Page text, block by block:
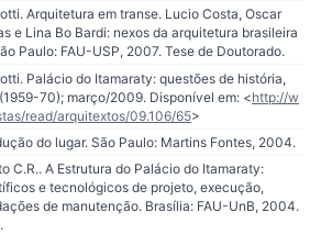
Arquitetura em transe. Lucio Costa, Oscar
e Lina Bo Bardi: nexos da arquitetura brasileira
Paulo: FAU-USP, 2007. Tese de Doutorado.
Palácio do Itamaraty: questões de história,
70); março/2009. Disponível em: <http://w
read/arquitextos/09.106/65>
do lugar. São Paulo: Martins Fontes, 2004.
C.R.. A Estrutura do Palácio do Itamaraty:
e tecnológicos de projeto, execução,
de manutenção. Brasília: FAU-UnB, 2004.